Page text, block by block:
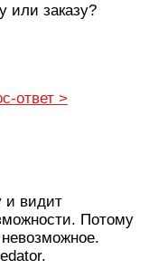
или заказу?
ответ >
и видит
Потому